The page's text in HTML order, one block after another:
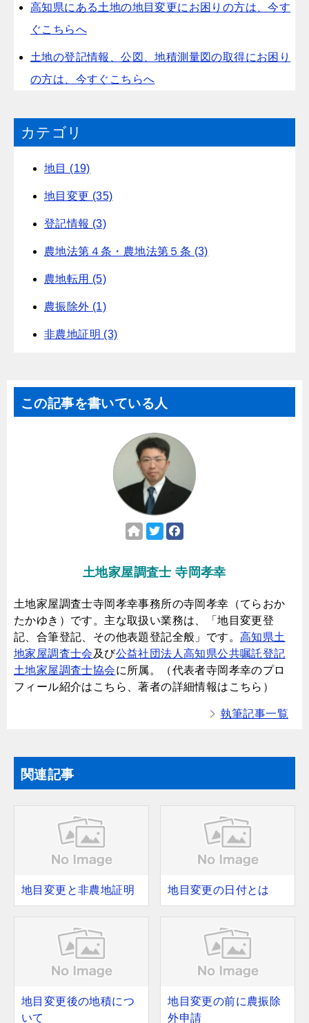
高知県にある土地の地目変更にお困りの方は、今す
ぐこちらへ
土地の登記情報、公図、地積測量図の取得にお困り
の方は、今すぐこちらへ
カテゴリ
地目 (19)
地目変更 (35)
登記情報 (3)
農地法第４条・農地法第５条 (3)
農地転用 (5)
農振除外 (1)
非農地証明 (3)
この記事を書いている人
土地家屋調査士 寺岡孝幸
土地家屋調査士寺岡孝幸事務所の寺岡孝幸（てらおか
たかゆき）です。主な取扱い業務は、「地目変更登
記、合筆登記、その他表題登記全般」です。高知県土
地家屋調査士会 及び公益社団法人高知県公共嘱託登記
土地家屋調査士協会に所属。（代表者寺岡孝幸のプロ
フィール紹介はこちら、著者の詳細情報はこちら）
執筆記事一覧
関連記事
地目変更と非農地証明 地目変更の日付とは
地目変更後の地積につ
いて
地目変更の前に農振除
外申請